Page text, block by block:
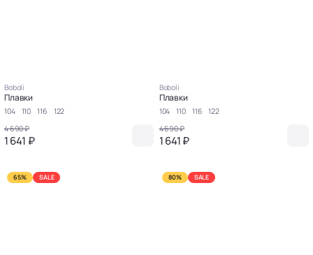
Boboli
Плавки
104 110 116
122
4 690 ₽
1 641 ₽
Boboli
Плавки
104 110 116
122
4 690 ₽
1 641 ₽
65% SALE 80% SALE